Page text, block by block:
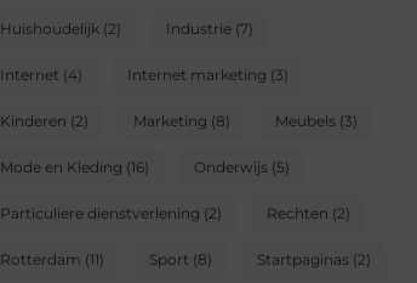
Huishoudelijk (2) Industrie (7)
Internet (4) Internet marketing (3)
Kinderen (2) Marketing (8) Meubels (3)
Mode en Kleding (16) Onderwijs (5)
Particuliere dienstverlening (2) Rechten (2)
Rotterdam (11) Sport (8) Startpaginas (2)